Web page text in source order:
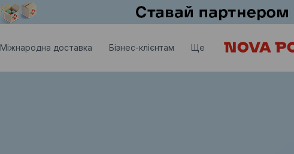
Міжнародна доставка Бізнес-клієнтам Ще